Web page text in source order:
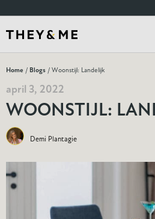
Home / Blogs / Woonstijl: Landelijk
april 3, 2022
WOONSTIJL:
Demi Plantagie